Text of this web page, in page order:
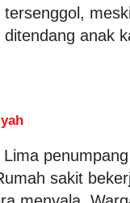
tersenggol,
anak
sakit